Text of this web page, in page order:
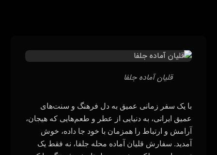
قلیان آماده جلفا
با یک سفر زمانی عمیق به دل فرهنگ و سنت‌های
عمیق ایرانی، به دنیایی از عطر و طعم‌هایی که هیجان،
آرامش و ارتباط را همزمان با خود جا داده، خوش
آمدید. سفارش قلیان آماده محله جلفا، نه فقط یک